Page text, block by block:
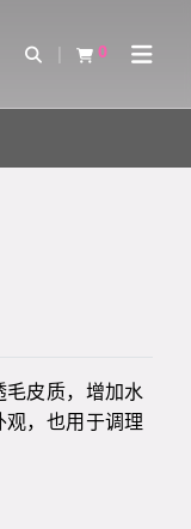
Open Search
0
查看购物车Open
皮质，增加水
，也用于调理